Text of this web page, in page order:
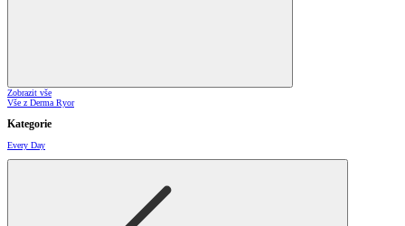
Zobrazit vše
Vše z Derma Ryor
Kategorie
Every Day